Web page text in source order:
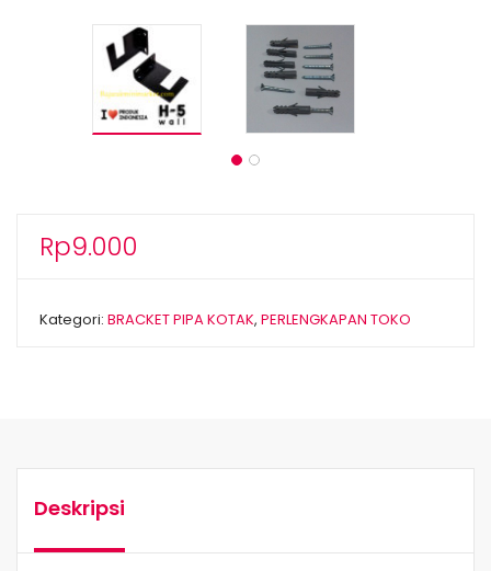
Rp9.000
Kategori: BRACKET PIPA KOTAK, PERLENGKAPAN TOKO
Deskripsi